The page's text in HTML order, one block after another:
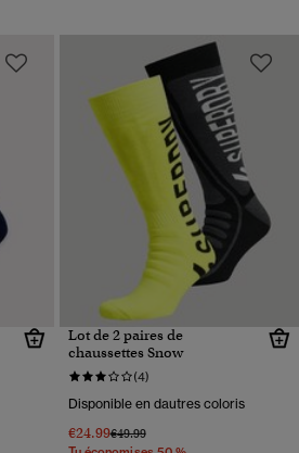
Lot de 2 paires de
chaussettes Snow
(4)
Disponible en dautres coloris
€24.99Prix réduit de
€49.99à